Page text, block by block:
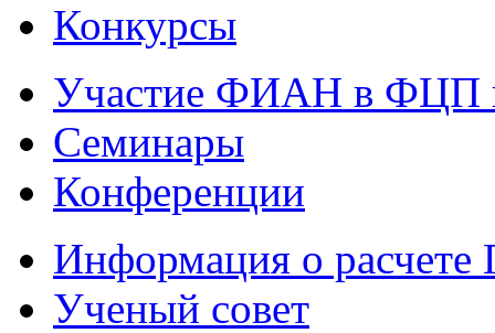
Конкурсы
Участие ФИАН в ФЦП
Семинары
Конференции
Информация о
Ученый совет